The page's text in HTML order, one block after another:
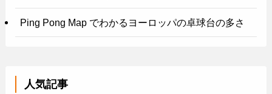
Ping Pong Map でわかるヨーロッパの卓球台の多さ
人気記事